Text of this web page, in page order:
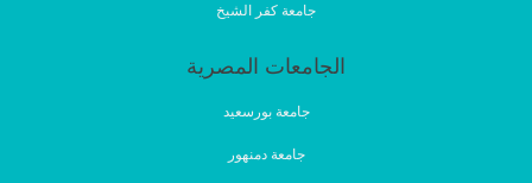
جامعة كفر الشيخ
الجامعات المصرية
جامعة بورسعيد
جامعة دمنهور